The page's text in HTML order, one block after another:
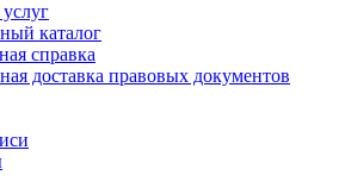
каталог
справка
доставка правовых документов